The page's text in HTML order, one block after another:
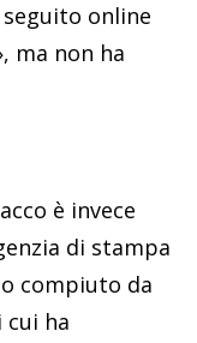
seguito online
ma non ha
è invece
di stampa
compiuto da
ha